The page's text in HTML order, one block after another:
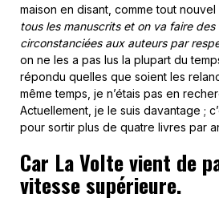
maison en disant, comme tout
tous les manuscrits et on va faire des
circonstanciées aux auteurs par
on ne les a pas lus la plupart du
répondu quelles que soient les
même temps, je n’étais pas en
Actuellement, je le suis davantage ;
pour sortir plus de quatre livres par
Car La Volte vient de
vitesse supérieure.